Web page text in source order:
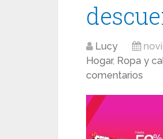
Lucy
Hogar, Ropa y
comentarios